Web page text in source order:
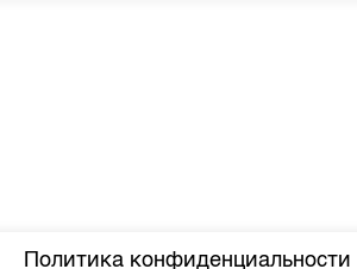
Политика конфиденциальности